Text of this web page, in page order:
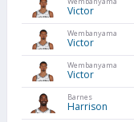
Victor
Wembanyama
Victor
Wembanyama
Victor
Barnes
Harrison